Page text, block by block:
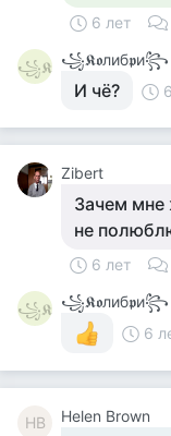
6 лет
꧁𝕶 ꧁𝕶𝖔либ𝖕и꧂
И чё?
Zibert
Зачем мне
не
6 лет
꧁𝕶 ꧁𝕶𝖔либ𝖕и꧂
6
HB Helen Brown